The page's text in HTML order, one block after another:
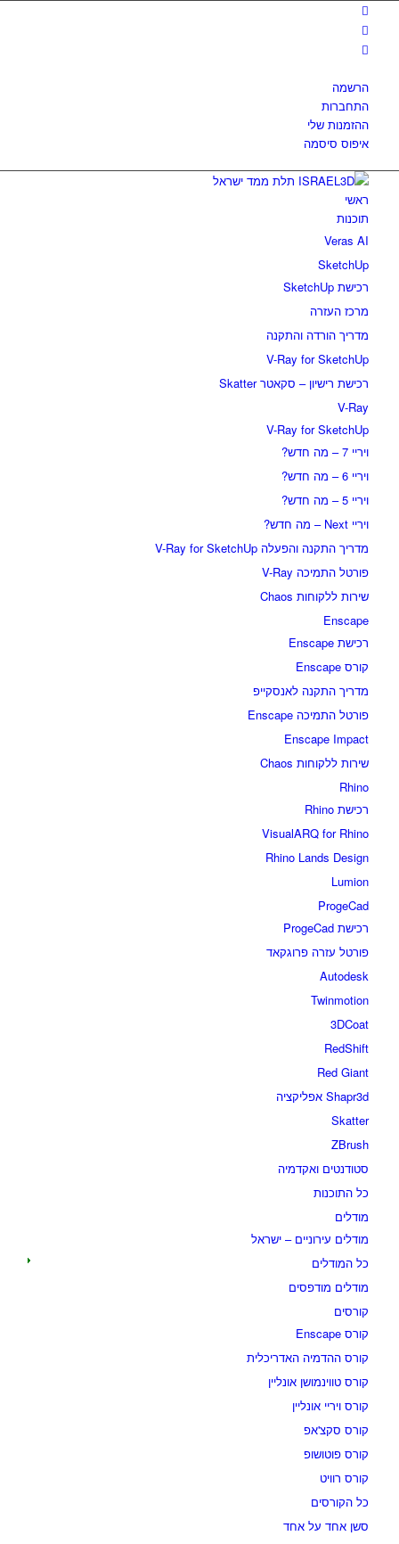
הרשמה
התחברות
ההזמנות שלי
איפוס סיסמה
ראשי
תוכנות
Veras AI
SketchUp
רכישת SketchUp
מרכז העזרה
מדריך הורדה והתקנה
V-Ray for SketchUp
רכישת רישיון – סקאטר Skatter
V-Ray
V-Ray for SketchUp
ויריי 7 – מה חדש?
ויריי 6 – מה חדש?
ויריי 5 – מה חדש?
ויריי Next – מה חדש?
מדריך התקנה והפעלה V-Ray for SketchUp
פורטל התמיכה V-Ray
שירות ללקוחות Chaos
Enscape
רכישת Enscape
קורס Enscape
מדריך התקנה לאנסקייפ
פורטל התמיכה Enscape
Enscape Impact
שירות ללקוחות Chaos
Rhino
רכישת Rhino
VisualARQ for Rhino
Rhino Lands Design
Lumion
ProgeCad
רכישת ProgeCad
פורטל עזרה פרוגקאד
Autodesk
Twinmotion
3DCoat
RedShift
Red Giant
Shapr3d אפליקציה
Skatter
ZBrush
סטודנטים ואקדמיה
כל התוכנות
מודלים
מודלים עירוניים – ישראל
כל המודלים
מודלים מודפסים
קורסים
קורס Enscape
קורס ההדמיה האדריכלית
קורס טווינמושן אונליין
קורס ויריי אונליין
קורס סקצ'אפ
קורס פוטושופ
קורס רוויט
כל הקורסים
סשן אחד על אחד